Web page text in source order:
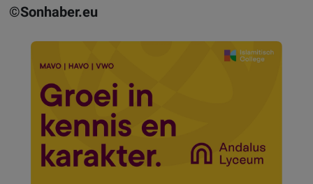
©Sonhaber.eu